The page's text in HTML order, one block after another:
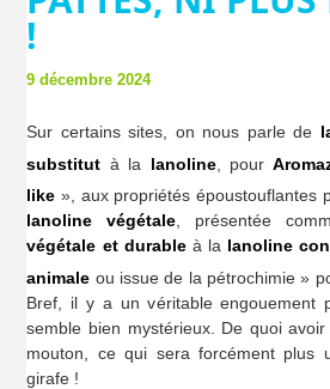
!
9 décembre 2024
Sur certains sites, on nous parle de
substitut à la lanoline, pour
like », aux propriétés époustouflantes
lanoline végétale , présentée
végétale et durableà la lanoline
animale ou issue de la pétrochimie »
Bref, il y a un véritable engouement
semble bien mystérieux. De quoi
mouton, ce qui sera forcément plus
girafe !